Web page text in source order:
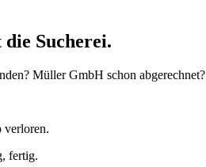
Sucherei.
Müller GmbH schon abgerechnet?
verloren.
fertig.